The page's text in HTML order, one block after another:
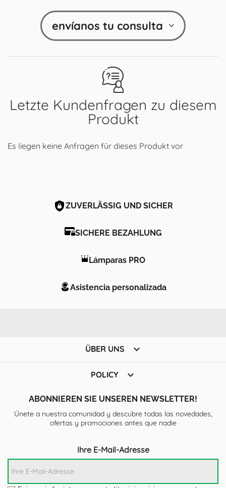
Letzte Kundenfragen zu diesem
Produkt
Es liegen keine Anfragen für dieses Produkt vor
envíanos tu consulta
ZUVERLÄSSIG UND SICHER
SICHERE BEZAHLUNG
Lámparas PRO
Asistencia personalizada
ÜBER UNS 
POLICY 
ABONNIEREN SIE UNSEREN NEWSLETTER!
Únete a nuestra comunidad y descubre todas las novedades,
ofertas y promociones antes que nadie
Ihre E-Mail-Adresse